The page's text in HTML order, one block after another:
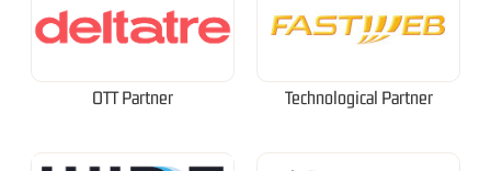
OTT Partner Technological Partner